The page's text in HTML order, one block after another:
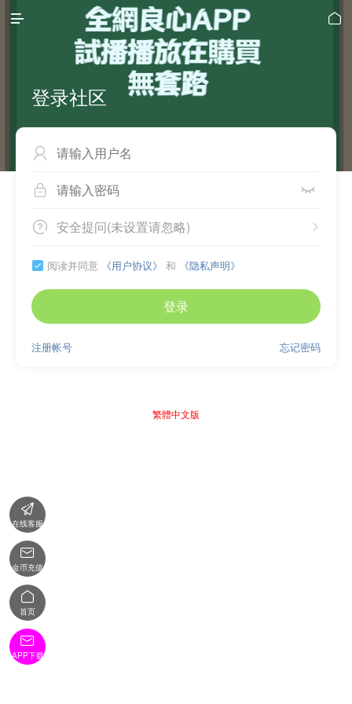
 
登录社区

 
 
安全提问(未设置请忽略)
 阅读并同意 《用户协议》 和 《隐私声明》
登录
忘记密码
注册帐号
繁體中文版

在线客服

金币充值

首页

APP下载